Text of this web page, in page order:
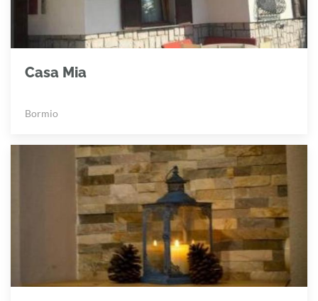
Casa Mia
Bormio